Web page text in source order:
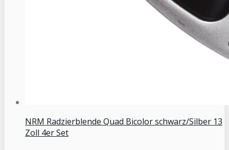
NRM Radzierblende Quad Bicolor schwarz/Silber 13
Zoll 4er Set